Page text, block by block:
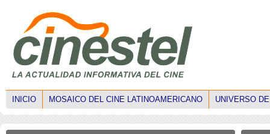
INICIO MOSAICO DEL CINE LATINOAMERICANO UNIVERSO